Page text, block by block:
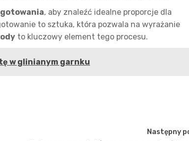
gotowania, aby znaleźć idealne proporcje dla
to sztuka, która pozwala na wyrażanie
to kluczowy element tego procesu.
w glinianym garnku
Następny